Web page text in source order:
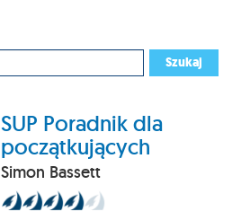
Szukaj
SUP Poradnik dla
początkujących
Simon Bassett